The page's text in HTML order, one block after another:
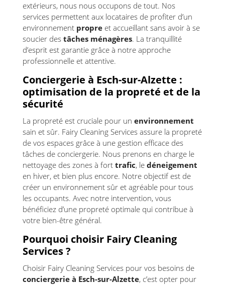
extérieurs, nous nous occupons de tout. Nos
services permettent aux locataires de profiter d’un
environnement propreet accueillant sans avoir à se
soucier des tâches ménagères. La tranquillité
d’esprit est garantie grâce à notre approche
professionnelle et attentive.
Conciergerie à Esch-sur-Alzette :
optimisation de la propreté et de la
sécurité
La propreté est cruciale pour un environnement
sain et sûr. Fairy Cleaning Services assure la propreté
de vos espaces grâce à une gestion efficace des
tâches de conciergerie. Nous prenons en charge le
nettoyage des zones à fort trafic, le déneigement
en hiver, et bien plus encore. Notre objectif est de
créer un environnement sûr et agréable pour tous
les occupants. Avec notre intervention, vous
bénéficiez d’une propreté optimale qui contribue à
votre bien-être général.
Pourquoi choisir Fairy Cleaning
Services ?
Choisir Fairy Cleaning Services pour vos besoins de
conciergerie à Esch-sur-Alzette, c’est opter pour